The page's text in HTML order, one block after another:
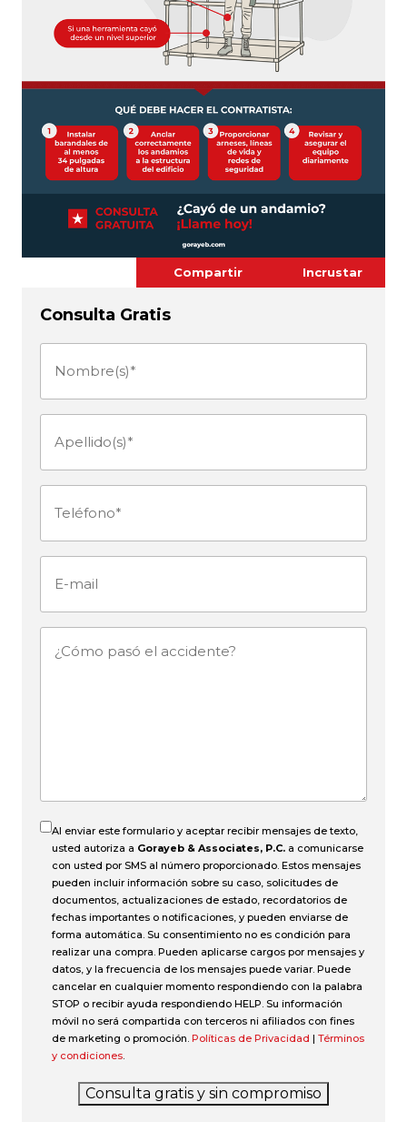
Compartir Incrustar
Consulta Gratis
Nombre(s)
Apellido(s)
Teléfono (Obligatorio)
¿Cómo
Al enviar este formulario y aceptar recibir mensajes de texto,
usted autoriza a Gorayeb & Associates, P.C. a comunicarse
con usted por SMS al número proporcionado. Estos mensajes
pueden incluir información sobre su caso, solicitudes de
documentos, actualizaciones de estado, recordatorios de
fechas importantes o notificaciones, y pueden enviarse de
forma automática. Su consentimiento no es condición para
realizar una compra. Pueden aplicarse cargos por mensajes y
datos, y la frecuencia de los mensajes puede variar. Puede
cancelar en cualquier momento respondiendo con la palabra
STOP o recibir ayuda respondiendo HELP. Su información
móvil no será compartida con terceros ni afiliados con fines
de marketing o promoción. Políticas de Privacidad | Términos
y condiciones
Consulta gratis y sin compromiso